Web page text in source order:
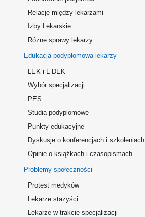
Relacje między lekarzami
Izby Lekarskie
Różne sprawy lekarzy
Edukacja podyplomowa lekarzy
LEK i L-DEK
Wybór specjalizacji
PES
Studia podyplomowe
Punkty edukacyjne
Dyskusje o konferencjach i szkoleniach
Opinie o książkach i czasopismach
Problemy społeczności
Protest medyków
Lekarze stażyści
Lekarze w trakcie specjalizacji